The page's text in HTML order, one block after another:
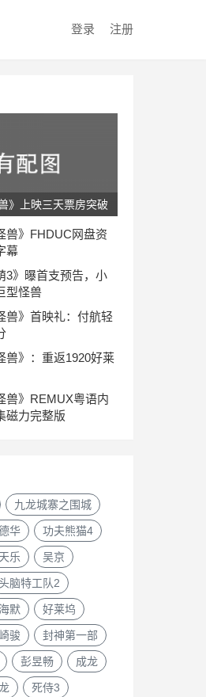
登录 注册
》上映三天票房突破
强劲
兽》FHDUC网盘资
幕
3》曝首支预告，小
型怪兽
兽》首映礼：付航轻
兽》：重返1920好莱
兽》REMUX粤语内
磁力完整版
九龙城寨之围城
华 功夫熊猫4
乐 吴京
脑特工队2
默 好莱坞
骏 封神第一部
彭昱畅 成龙
死侍3